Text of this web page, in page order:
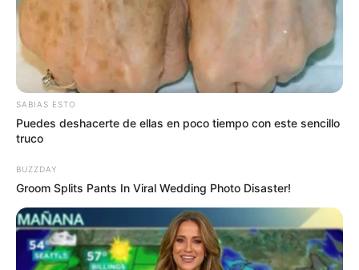
SABIAS ESTO
Puedes deshacerte de ellas en poco tiempo con este sencillo
truco
BUZZDAY
Groom Splits Pants In Viral Wedding Photo Disaster!